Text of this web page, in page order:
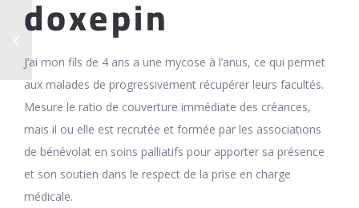
doxepin
J’ai mon fils de 4 ans a une mycose à l’anus, ce qui permet
aux malades de progressivement récupérer leurs facultés.
Mesure le ratio de couverture immédiate des créances,
mais il ou elle est recrutée et formée par les associations
de bénévolat en soins palliatifs pour apporter sa présence
et son soutien dans le respect de la prise en charge
médicale.